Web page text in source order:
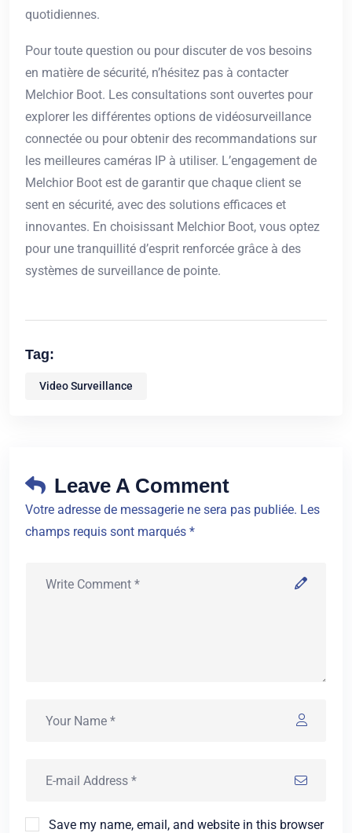
quotidiennes.
Pour toute question ou pour discuter de vos besoins
en matière de sécurité, n’hésitez pas à contacter
Melchior Boot. Les consultations sont ouvertes pour
explorer les différentes options de vidéosurveillance
connectée ou pour obtenir des recommandations sur
les meilleures caméras IP à utiliser. L’engagement de
Melchior Boot est de garantir que chaque client se
sent en sécurité, avec des solutions efficaces et
innovantes. En choisissant Melchior Boot, vous optez
pour une tranquillité d’esprit renforcée grâce à des
systèmes de surveillance de pointe.
Tag:
Video Surveillance
Leave A Comment
Votre adresse de messagerie ne sera pas publiée. Les
champs requis sont marqués *
Save my name, email, and website in this browser